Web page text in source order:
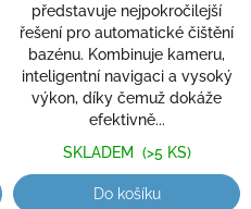
představuje nejpokročilejší
řešení pro automatické čištění
bazénu. Kombinuje kameru,
inteligentní navigaci a vysoký
výkon, díky čemuž dokáže
efektivně...
SKLADEM (>5 KS)
Do košíku